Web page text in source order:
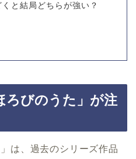
と結局どちらが強い？
ろびのうた」が注
は、過去のシリーズ作品